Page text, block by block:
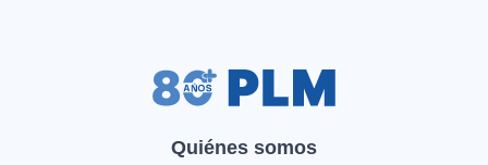
Quiénes somos